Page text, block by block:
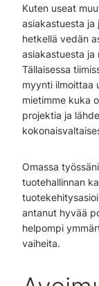
Kuten useat
asiakastuesta ja
hetkellä vedän
asiakastuesta ja
Tällaisessa
myynti ilmoittaa
mietimme kuka
projektia ja
Omassa
tuotehallinnan
antanut hyvää
helpompi
vaiheita.